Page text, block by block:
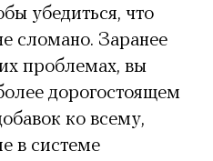
убедиться, что
сломано. Заранее
проблемах, вы
дорогостоящем
ко всему,
в системе